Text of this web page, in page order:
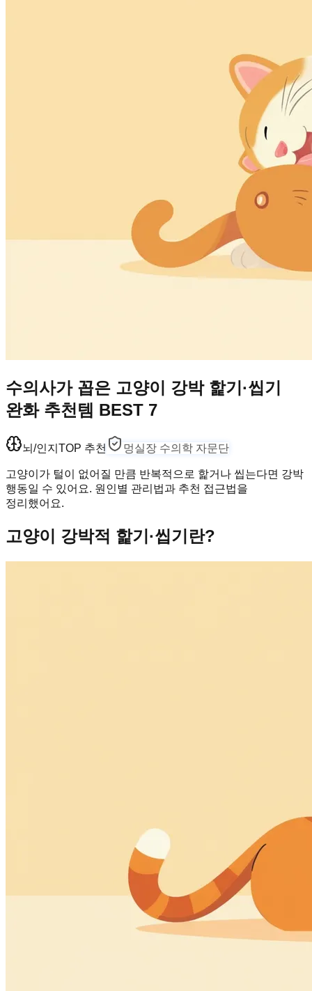
수의사가 꼽은 고양이 강박 핥기·씹기
완화 추천템 BEST 7
뇌/인지 TOP 추천 멍실장 수의학 자문단
고양이가 털이 없어질 만큼 반복적으로 핥거나 씹는다면 강박
행동일 수 있어요. 원인별 관리법과 추천 접근법을
정리했어요.
고양이 강박적 핥기·씹기란?